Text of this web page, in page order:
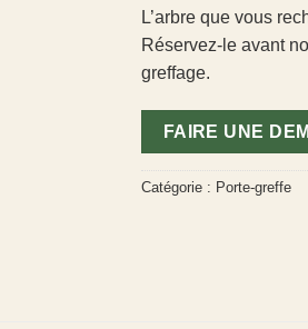
L’arbre que vous
Réservez-le avant
greffage.
FAIRE UNE
Catégorie : Porte-greffe